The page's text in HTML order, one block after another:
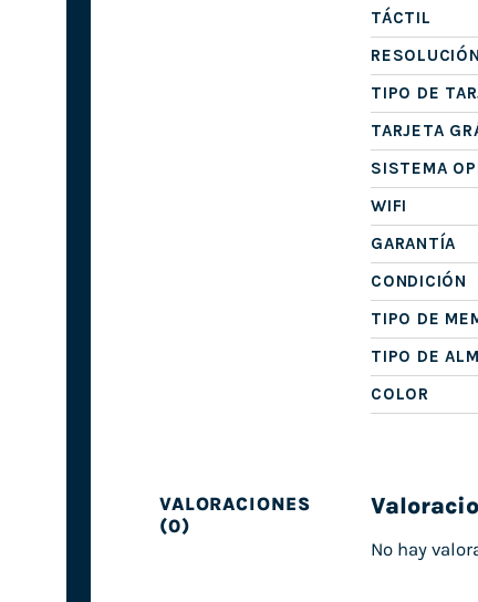
TÁCTIL
TIPO DE
TARJETA
SISTEMA
WIFI
GARANTÍA
CONDICIÓN
TIPO DE
TIPO DE
COLOR
VALORACIONES
(0)
No hay